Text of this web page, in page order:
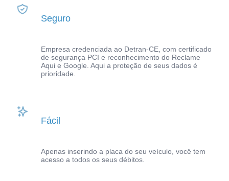
Seguro
Empresa credenciada ao Detran-CE, com certificado
de segurança PCI e reconhecimento do Reclame
Aqui e Google. Aqui a proteção de seus dados é
prioridade.
Fácil
Apenas inserindo a placa do seu veículo, você tem
acesso a todos os seus débitos.